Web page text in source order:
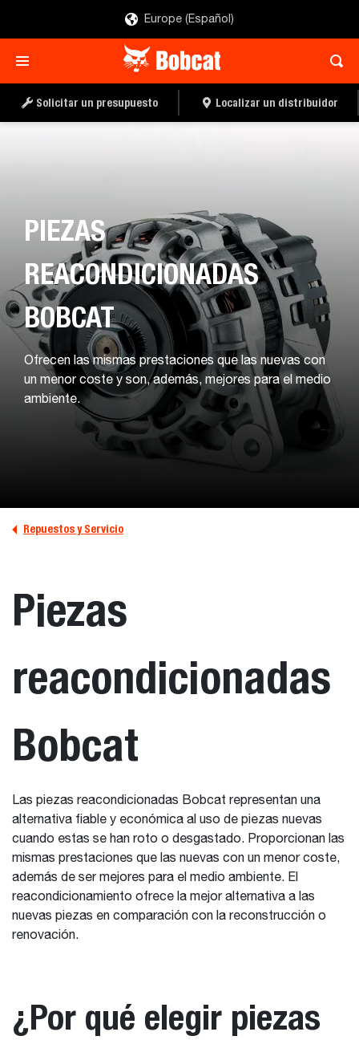
Europe (Español)
Solicitar un presupuesto Localizar un distribuidor
PIEZAS
REACONDICIONADAS
BOBCAT
Ofrecen las mismas prestaciones que las nuevas con
un menor coste y son, además, mejores para el medio
ambiente.
Repuestos y Servicio
Piezas
reacondicionadas
Bobcat
Las piezas reacondicionadas Bobcat representan una
alternativa fiable y económica al uso de piezas nuevas
cuando estas se han roto o desgastado. Proporcionan las
mismas prestaciones que las nuevas con un menor coste,
además de ser mejores para el medio ambiente. El
reacondicionamiento ofrece la mejor alternativa a las
nuevas piezas en comparación con la reconstrucción o
renovación.
¿Por qué elegir piezas